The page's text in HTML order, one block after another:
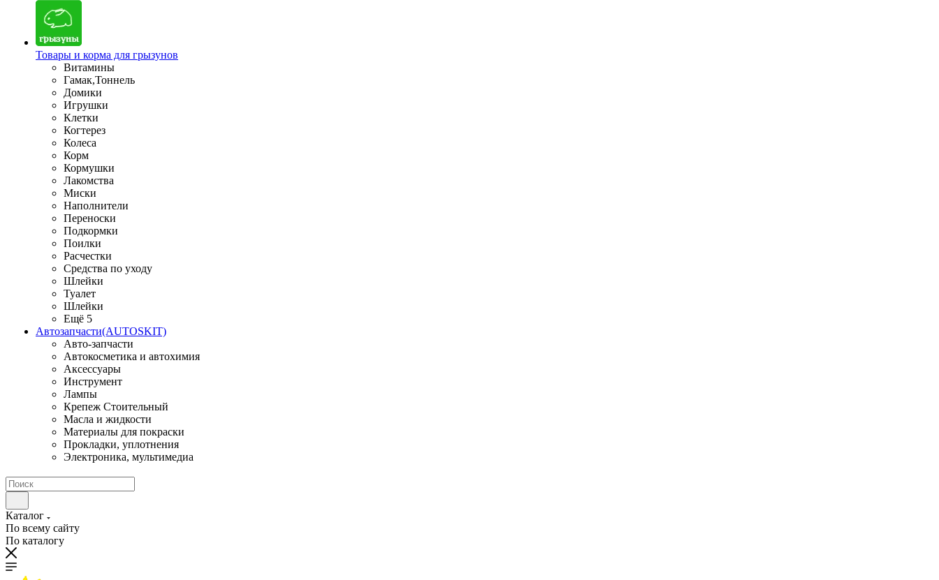
Товары и корма для грызунов
Витамины
Гамак,Тоннель
Домики
Игрушки
Клетки
Когтерез
Колеса
Корм
Кормушки
Лакомства
Миски
Наполнители
Переноски
Подкормки
Поилки
Расчестки
Средства по уходу
Шлейки
Туалет
Шлейки
Ещё 5
Автозапчасти(AUTOSKIT)
Авто-запчасти
Автокосметика и автохимия
Аксессуары
Инструмент
Лампы
Крепеж Стоительный
Масла и жидкости
Материалы для покраски
Прокладки, уплотнения
Электроника, мультимедиа
Каталог
По всему сайту
По каталогу